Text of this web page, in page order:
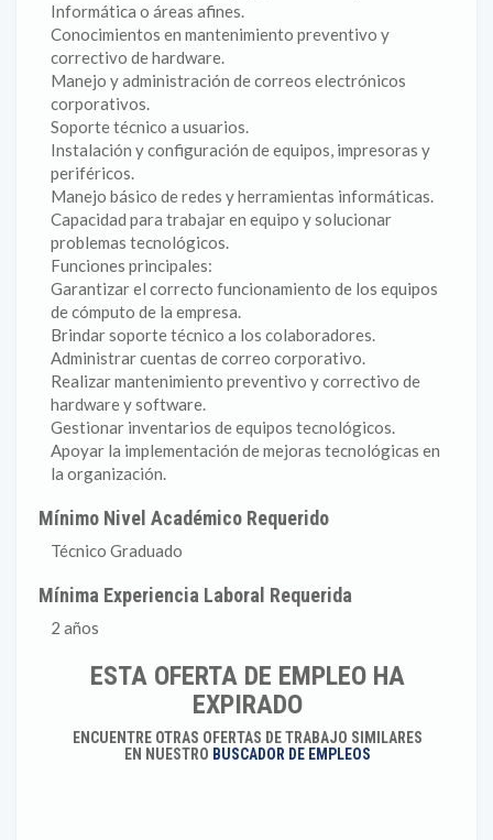
Informática o áreas afines.
Conocimientos en mantenimiento preventivo y
correctivo de hardware.
Manejo y administración de correos electrónicos
corporativos.
Soporte técnico a usuarios.
Instalación y configuración de equipos, impresoras y
periféricos.
Manejo básico de redes y herramientas informáticas.
Capacidad para trabajar en equipo y solucionar
problemas tecnológicos.
Funciones principales:
Garantizar el correcto funcionamiento de los equipos
de cómputo de la empresa.
Brindar soporte técnico a los colaboradores.
Administrar cuentas de correo corporativo.
Realizar mantenimiento preventivo y correctivo de
hardware y software.
Gestionar inventarios de equipos tecnológicos.
Apoyar la implementación de mejoras tecnológicas en
la organización.
Mínimo Nivel Académico Requerido
Técnico Graduado
Mínima Experiencia Laboral Requerida
2 años
ESTA OFERTA DE EMPLEO HA
EXPIRADO
ENCUENTRE OTRAS OFERTAS DE TRABAJO SIMILARES
EN NUESTRO BUSCADOR DE EMPLEOS